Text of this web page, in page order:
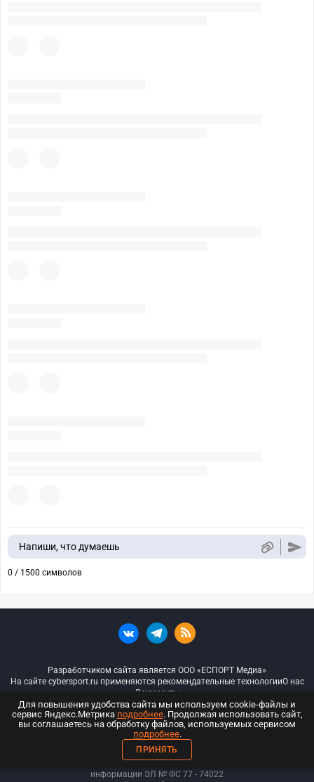
Напиши, что думаешь
0 / 1500 символов
Разработчиком сайта является ООО «ЕСПОРТ Медиа»
На сайте cybersport.ru применяются рекомендательные технологииО нас
Документы
© ООО «Киберспорт.ру» — Все права защищены
18+
ООО «Киберспорт.ру». Свидетельство о регистрации средств массовой
информации ЭЛ № ФС 77 - 74022
Для повышения удобства сайта мы используем cookie-файлы и
сервис Яндекс.Метрика подробнее. Продолжая использовать сайт,
вы соглашаетесь на обработку файлов, используемых сервисом
подробнее.
ПРИНЯТЬ